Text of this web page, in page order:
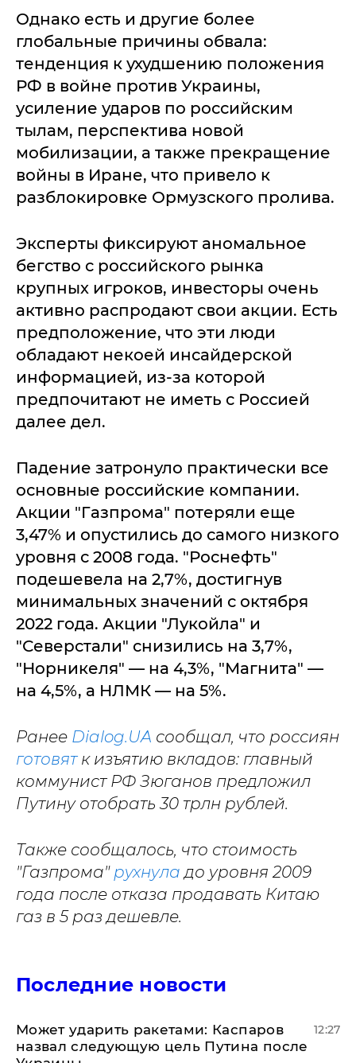
Однако есть и другие более
глобальные причины обвала:
тенденция к ухудшению положения
РФ в войне против Украины,
усиление ударов по российским
тылам, перспектива новой
мобилизации, а также прекращение
войны в Иране, что привело к
разблокировке Ормузского пролива.
Эксперты фиксируют аномальное
бегство с российского рынка
крупных игроков, инвесторы очень
активно распродают свои акции. Есть
предположение, что эти люди
обладают некоей инсайдерской
информацией, из-за которой
предпочитают не иметь с Россией
далее дел.
Падение затронуло практически все
основные российские компании.
Акции "Газпрома" потеряли еще
3,47% и опустились до самого низкого
уровня с 2008 года. "Роснефть"
подешевела на 2,7%, достигнув
минимальных значений с октября
2022 года. Акции "Лукойла" и
"Северстали" снизились на 3,7%,
"Норникеля" — на 4,3%, "Магнита" —
на 4,5%, а НЛМК — на 5%.
Ранее Dialog.UA сообщал, что россиян
готовятк изъятию вкладов: главный
коммунист РФ Зюганов предложил
Путину отобрать 30 трлн рублей.
Также сообщалось, что стоимость
"Газпрома" рухнула до уровня 2009
года после отказа продавать Китаю
газ в 5 раз дешевле.
Последние новости
Может ударить ракетами: Каспаров
назвал следующую цель Путина после
12:27